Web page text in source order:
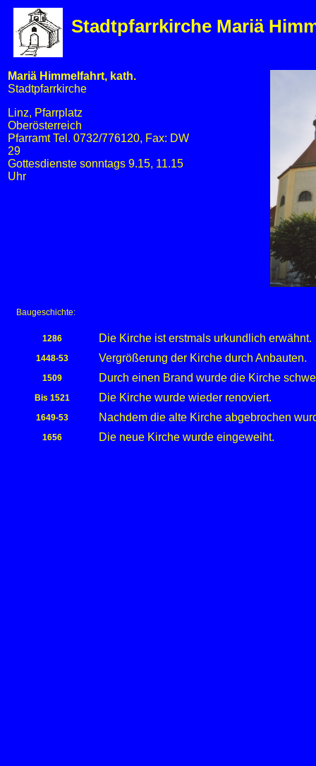
Stadtpfarrkirche Mariä
Mariä Himmelfahrt, kath.
Stadtpfarrkirche
Linz, Pfarrplatz
Oberösterreich
Pfarramt Tel. 0732/776120, Fax: DW
29
Gottesdienste sonntags 9.15, 11.15
Uhr
Baugeschichte:
1286 Die Kirche ist erstmals urkundlich erwähnt.
1448-53 Vergrößerung der Kirche durch Anbauten.
1509 Durch einen Brand wurde die Kirche
Bis 1521 Die Kirche wurde wieder renoviert.
1649-53 Nachdem die alte Kirche abgebrochen
1656 Die neue Kirche wurde eingeweiht.